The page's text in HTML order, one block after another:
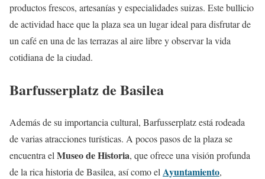
productos frescos, artesanías y especialidades suizas. Este bullicio
de actividad hace que la plaza sea un lugar ideal para disfrutar de
un café en una de las terrazas al aire libre y observar la vida
cotidiana de la ciudad.
Barfusserplatz de Basilea
Además de su importancia cultural, Barfusserplatz está rodeada
de varias atracciones turísticas. A pocos pasos de la plaza se
encuentra el Museo de Historia, que ofrece una visión profunda
de la rica historia de Basilea, así como el Ayuntamiento,